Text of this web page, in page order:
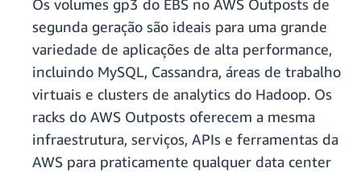
Os volumes gp3 do EBS no AWS Outposts de
segunda geração são ideais para uma grande
variedade de aplicações de alta performance,
incluindo MySQL, Cassandra, áreas de trabalho
virtuais e clusters de analytics do Hadoop. Os
racks do AWS Outposts oferecem a mesma
infraestrutura, serviços, APIs e ferramentas da
AWS para praticamente qualquer data center